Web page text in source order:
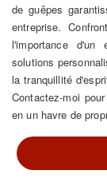
de guêpes
entreprise.
l'importance
solutions
la tranquillité
Contactez-moi
en un havre de